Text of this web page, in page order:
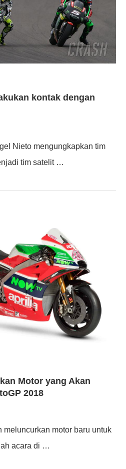
kontak dengan
Nieto mengungkapkan tim
tim satelit …
Motor yang Akan
2018
meluncurkan motor baru untuk
acara di …